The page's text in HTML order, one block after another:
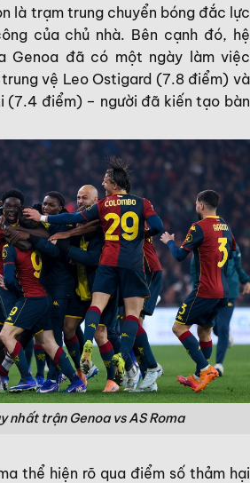
là trạm trung chuyển bóng đắc lực
của chủ nhà. Bên cạnh đó, hệ
Genoa đã có một ngày làm việc
vệ Leo Ostigard (7.8 điểm) và
(7.4 điểm) – người đã kiến tạo bàn
nhất trận Genoa vs AS Roma
thể hiện rõ qua điểm số thảm hại